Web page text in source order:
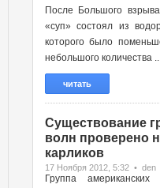
После Большого
«суп» состоял из
которого было
небольшого количества
читать
Существование
волн проверено
карликов
17 Ноября 2012, 5:32 • den
Группа американских